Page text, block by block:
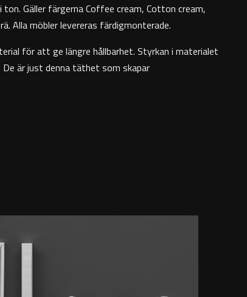
Gäller färgerna Coffee cream, Cotton cream,
Alla möbler levereras färdigmonterade.
för att ge längre hållbarhet. Styrkan i materialet
är just denna täthet som skapar